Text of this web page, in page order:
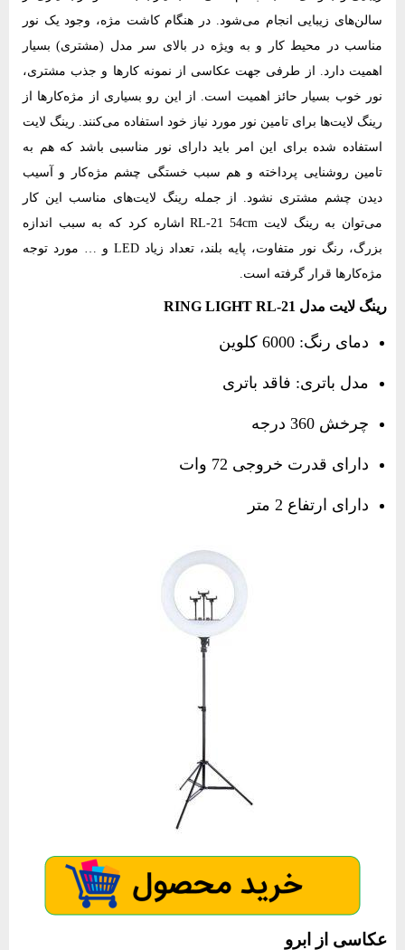
سالن‌های زیبایی انجام می‌شود. در هنگام کاشت مژه، وجود یک نور
مناسب در محیط کار و به ویژه در بالای سر مدل (مشتری) بسیار
اهمیت دارد. از طرفی جهت عکاسی از نمونه کارها و جذب مشتری،
نور خوب بسیار حائز اهمیت است. از این رو بسیاری از مژه‌کارها از
رینگ لایت‌ها برای تامین نور مورد نیاز خود استفاده می‌کنند. رینگ لایت
استفاده شده برای این امر باید دارای نور مناسبی باشد که هم به
تامین روشنایی پرداخته و هم سبب خستگی چشم مژه‌کار و آسیب
دیدن چشم مشتری نشود. از جمله رینگ لایت‌های مناسب این کار
می‌توان به رینگ لایت RL-21 54cm اشاره کرد که به سبب اندازه
بزرگ، رنگ نور متفاوت، پایه بلند، تعداد زیاد LED و … مورد توجه
مژه‌کارها قرار گرفته است.
رینگ لایت مدل RING LIGHT RL-21
دمای رنگ: 6000 کلوین
مدل باتری: فاقد باتری
چرخش 360 درجه
دارای قدرت خروجی 72 وات
دارای ارتفاع 2 متر
عکاسی از ابرو